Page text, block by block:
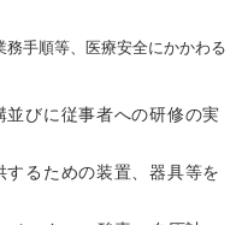
手順等、医療安全にかかわる
並びに従事者への研修の実
るための装置、器具等を